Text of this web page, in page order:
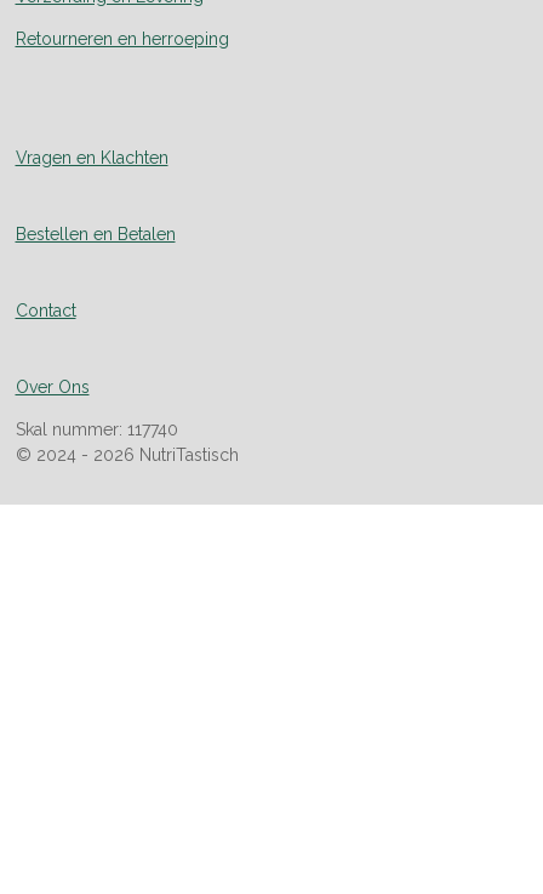
Retourneren en herroeping
Vragen en Klachten
Bestellen en Betalen
Contact
Over Ons
Skal nummer: 117740
© 2024 - 2026 NutriTastisch